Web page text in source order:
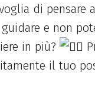
di pensare
guidare e non
in più?
il tuo